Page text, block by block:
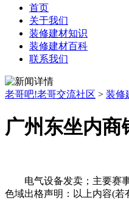
首页
关于我们
装修建材知识
装修建材百科
联系我们
老哥吧!老哥交流社区 > 装修
广州东坐内商
电气设备发卖；主要赛事
色域出格声明：以上内容(若